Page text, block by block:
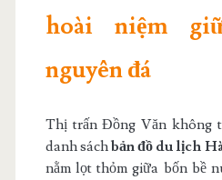
hoài niệm
nguyên đá
Thị trấn Đồng Văn không
danh sáchbản đồ du lịch
nằm lọt thỏm giữa bốn bề